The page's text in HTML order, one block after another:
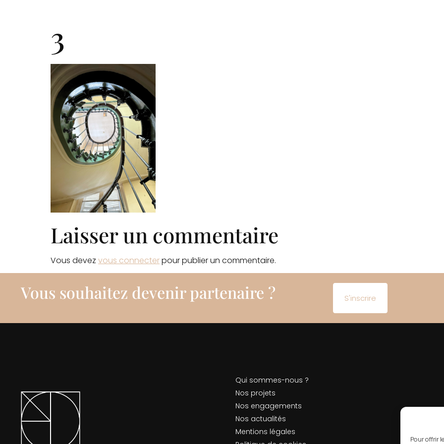
Pour offrir
3
Laisser un commentaire
Vous devez vous connecterpour publier un commentaire.
Vous souhaitez devenir partenaire ? S'inscrire
Qui sommes-nous ?
Nos projets
Nos engagements
Nos actualités
Mentions légales